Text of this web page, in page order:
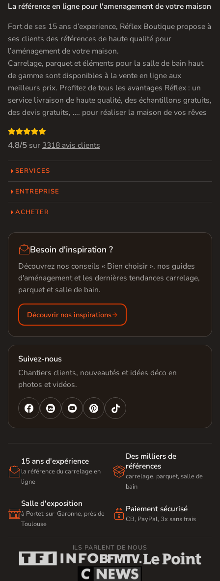
La référence en ligne pour l'amenagement de votre maison
Fort de ses 15 ans d’experience, Réflex Boutique propose à
ses clients des références de haute qualité pour
l’aménagement de votre maison.
Carrelage, parquet et éléments pour la salle de bain haut
de gamme sont disponibles à la vente en ligne aux
meilleurs prix. Profitez de tous les avantages Réflex : un
service livraison de haute qualité, des échantillons gratuits,
des devis gratuits, …. pour réaliser la maison de vos rêves

4.8/5 sur 3318 avis clients
SERVICES
ENTREPRISE
ACHETER
Besoin d'inspiration ?
Découvrez nos conseils « Bien choisir », nos guides
d'aménagement et les dernières tendances carrelage,
parquet et salle de bain.
Découvrir nos inspirations
Suivez-nous
Chantiers clients, nouveautés et idées déco en
photos et vidéos.
   

15 ans d'expérience
la référence du carrelage en
ligne

Des milliers de
références
carrelage, parquet, salle de
bain

Salle d'exposition
à Portet-sur-Garonne, près de
Toulouse
 Paiement sécurisé
CB, PayPal, 3x sans frais
ILS PARLENT DE NOUS